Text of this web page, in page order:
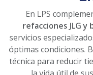
En LPS
refacciones JLG y
servicios
óptimas condiciones.
técnica para reducir
la vida útil de